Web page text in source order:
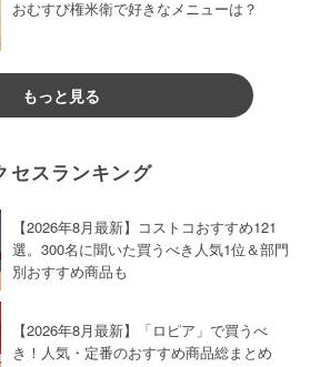
おむすび権米衛で好きなメニューは？
もっと見る
セスランキング
【2026年8月最新】コストコおすすめ121
選。300名に聞いた買うべき人気1位＆部門
別おすすめ商品も
【2026年8月最新】「ロピア」で買うべ
き！人気・定番のおすすめ商品総まとめ